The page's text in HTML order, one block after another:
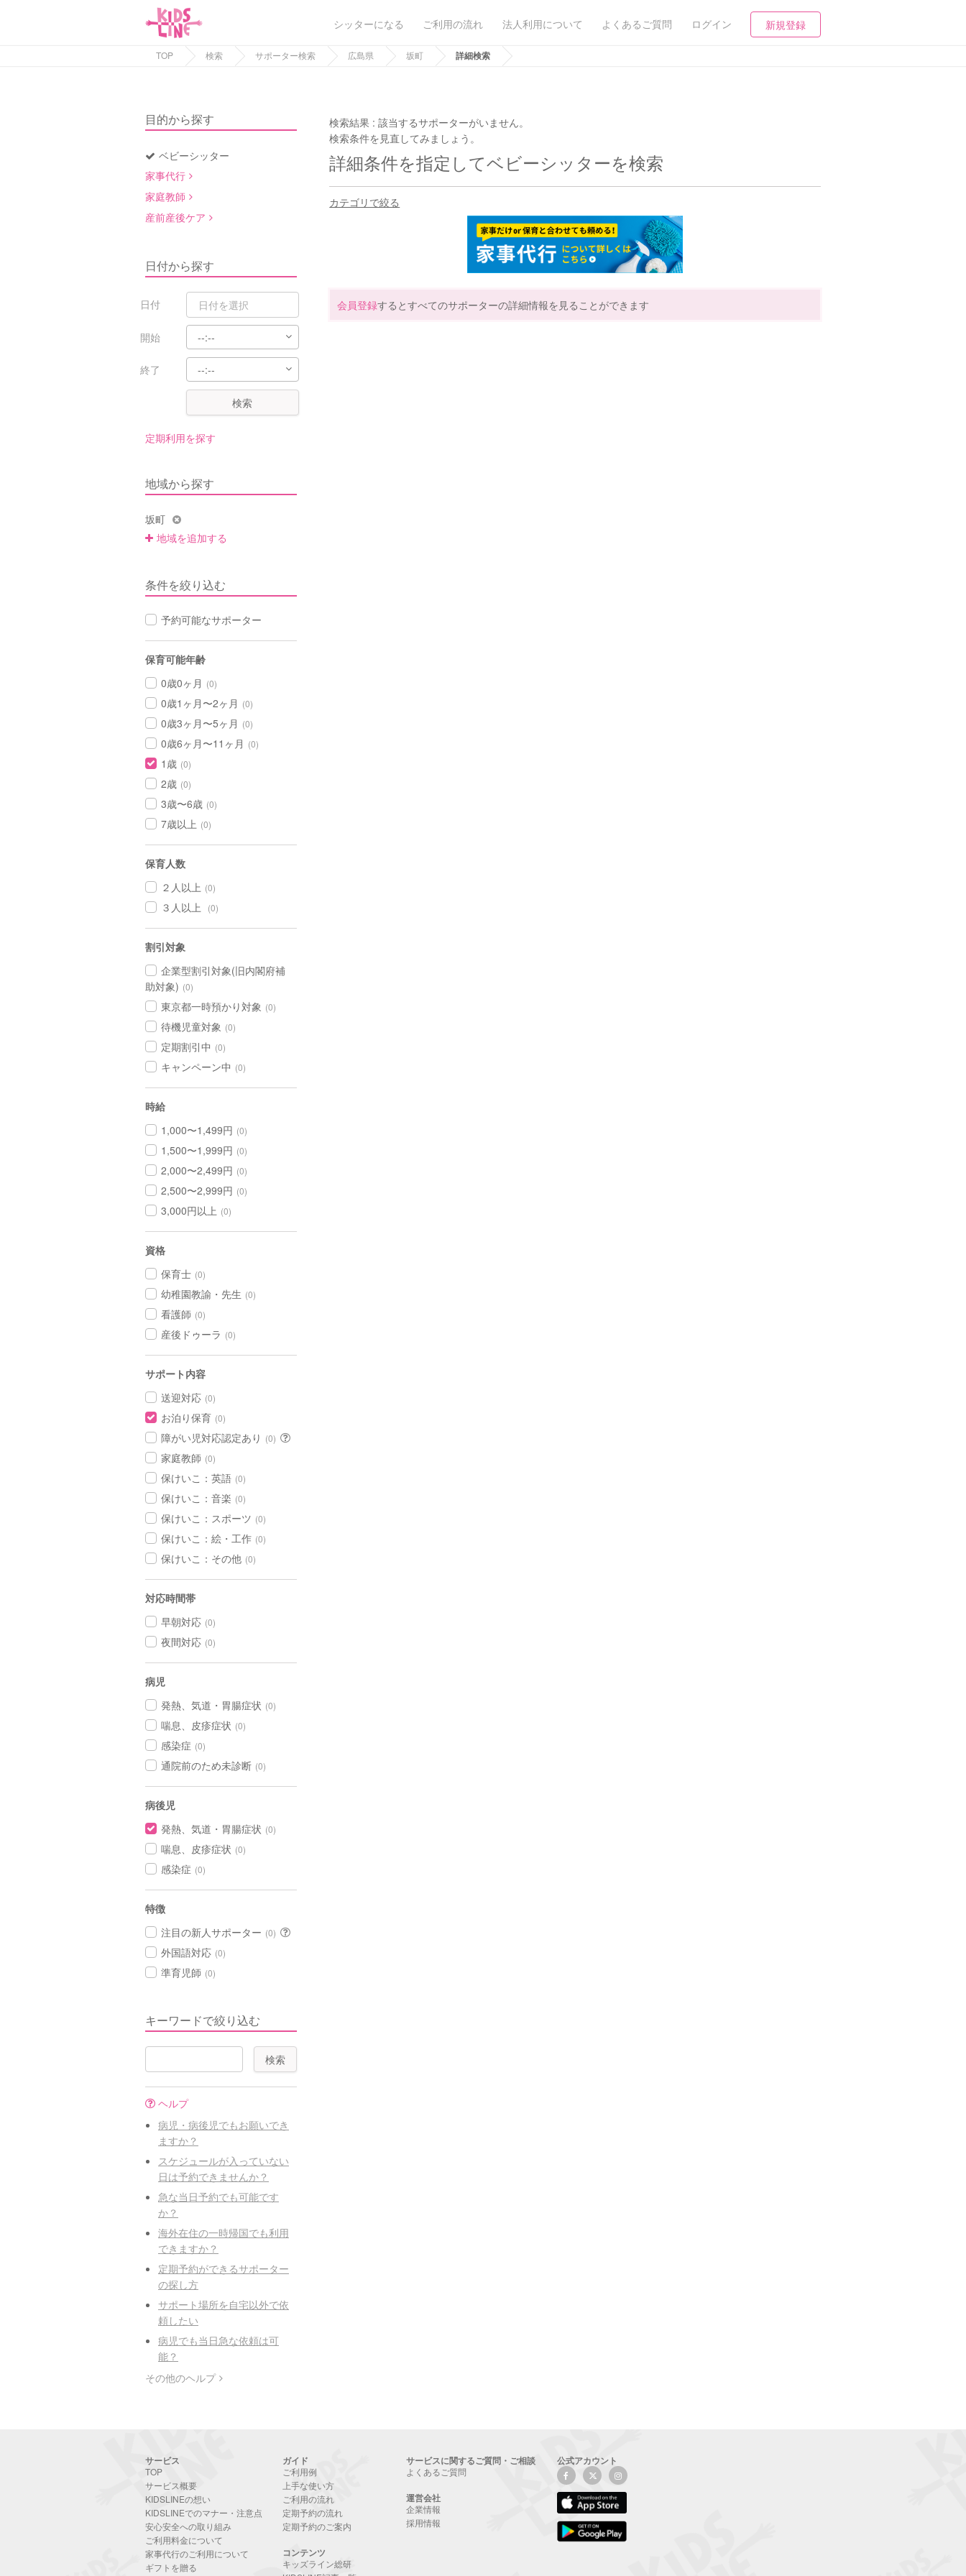
シッターになる ご利用の流れ 法人利用について よくあるご質問 ログイン 新規登録
TOP 検索 サポーター検索 広島県 坂町 詳細検索
目的から探す
ベビーシッター
家事代行
家庭教師
産前産後ケア
日付から探す
日付
開始
終了
検索
定期利用を探す
地域から探す
坂町
地域を追加する
条件を絞り込む
予約可能なサポーター
保育可能年齢
0歳0ヶ月 (0)
0歳1ヶ月〜2ヶ月 (0)
0歳3ヶ月〜5ヶ月 (0)
0歳6ヶ月〜11ヶ月 (0)
1歳 (0)
2歳 (0)
3歳〜6歳 (0)
7歳以上 (0)
保育人数
２人以上 (0)
３人以上 (0)
割引対象
企業型割引対象(旧内閣府補
助対象) (0)
東京都一時預かり対象 (0)
待機児童対象 (0)
定期割引中 (0)
キャンペーン中 (0)
時給
1,000〜1,499円 (0)
1,500〜1,999円 (0)
2,000〜2,499円 (0)
2,500〜2,999円 (0)
3,000円以上 (0)
資格
保育士 (0)
幼稚園教諭・先生 (0)
看護師 (0)
産後ドゥーラ (0)
サポート内容
送迎対応 (0)
お泊り保育 (0)
障がい児対応認定あり (0)
家庭教師 (0)
保けいこ：英語 (0)
保けいこ：音楽 (0)
保けいこ：スポーツ (0)
保けいこ：絵・工作 (0)
保けいこ：その他 (0)
対応時間帯
早朝対応 (0)
夜間対応 (0)
病児
発熱、気道・胃腸症状 (0)
喘息、皮疹症状 (0)
感染症 (0)
通院前のため未診断 (0)
病後児
発熱、気道・胃腸症状 (0)
喘息、皮疹症状 (0)
感染症 (0)
特徴
注目の新人サポーター (0)
外国語対応 (0)
準育児師 (0)
キーワードで絞り込む
ヘルプ
病児・病後児でもお願いでき
ますか？
スケジュールが入っていない
日は予約できませんか？
急な当日予約でも可能です
か？
海外在住の一時帰国でも利用
できますか？
定期予約ができるサポーター
の探し方
サポート場所を自宅以外で依
頼したい
病児でも当日急な依頼は可
能？
その他のヘルプ
検索結果 :該当するサポーターがいません。
検索条件を見直してみましょう。
詳細条件を指定してベビーシッターを検索
カテゴリで絞る
会員登録するとすべてのサポーターの詳細情報を見ることができます
サービス
TOP
サービス概要
KIDSLINEの想い
KIDSLINEでのマナー・注意点
安心安全への取り組み
ご利用料金について
家事代行のご利用について
ギフトを贈る
ガイド
ご利用例
上手な使い方
ご利用の流れ
定期予約の流れ
定期予約のご案内
コンテンツ
キッズライン総研
サービスに関するご質問・ご相談
よくあるご質問
運営会社
企業情報
採用情報
公式アカウント